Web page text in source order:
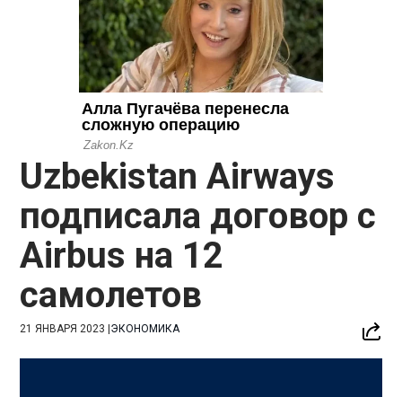
Uzbekistan Airways
подписала договор с
Airbus на 12
самолетов
21 ЯНВАРЯ 2023 |ЭКОНОМИКА